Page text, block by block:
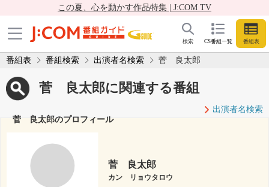
この夏、心を動かす作品特集 | J:COM TV
CS番組一覧 番組表
検索
番組表 番組検索 出演者名検索 菅 良太郎
菅 良太郎に関連する番組
出演者名検索
菅 良太郎のプロフィール
菅 良太郎
カン リョウタロウ